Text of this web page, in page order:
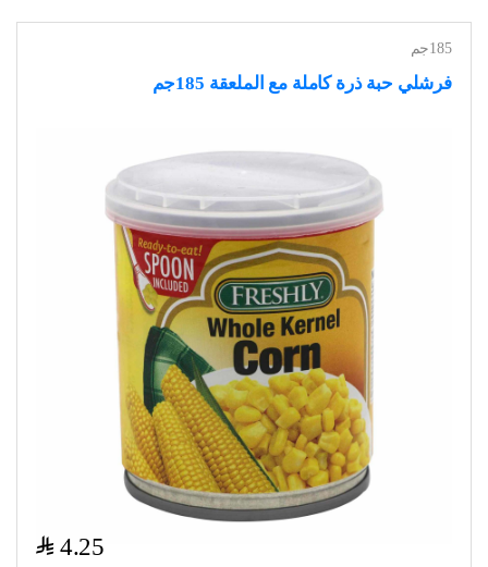
185جم
فرشلي حبة ذرة كاملة مع الملعقة 185جم
4.25
$